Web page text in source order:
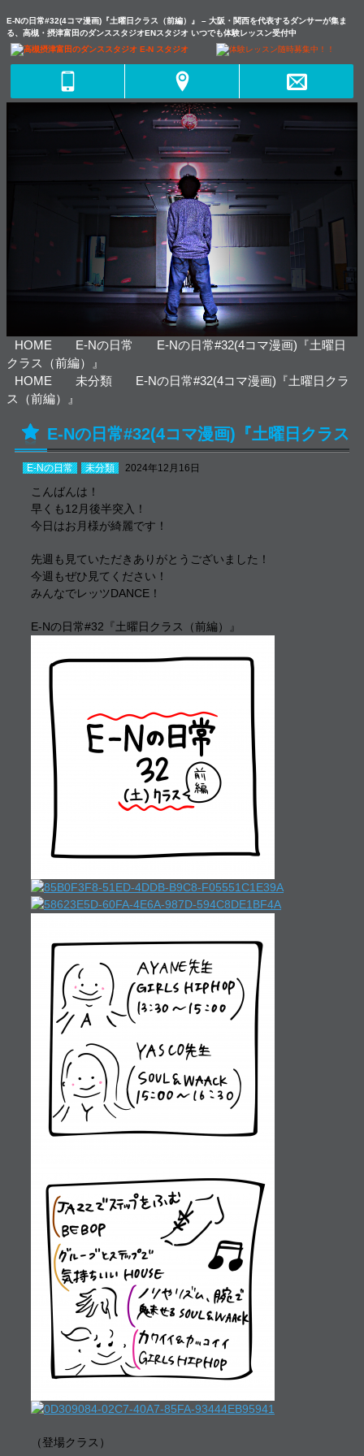
E-Nの日常#32(4コマ漫画)『土曜日クラス（前編）』 – 大阪・関西を代表するダンサーが集ま
る、高槻・摂津富田のダンススタジオENスタジオ いつでも体験レッスン受付中
HOME E-Nの日常
E-Nの日常#32(4コマ漫画)『土曜日
クラス（前編）』
HOME
未分類
E-Nの日常#32(4コマ漫画)『土曜日クラ
ス（前編）』
E-Nの日常#32(4コマ漫画)『土曜日クラス
（前編）』
E-Nの日常 未分類 2024年12月16日
こんばんは！
早くも12月後半突入！
今日はお月様が綺麗です！
先週も見ていただきありがとうございました！
今週もぜひ見てください！
みんなでレッツDANCE！
E-Nの日常#32『土曜日クラス（前編）』
（登場クラス）